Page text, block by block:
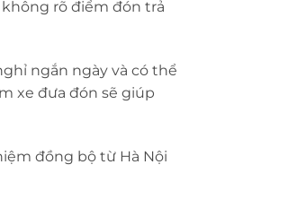
rõ điểm đón trả
ngắn ngày và có thể
xe đưa đón sẽ giúp
đồng bộ từ Hà Nội